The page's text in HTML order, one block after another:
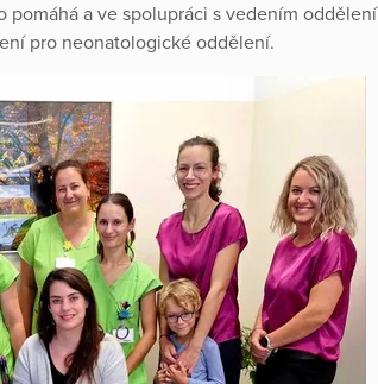
a ve spolupráci s vedením oddělení
pro neonatologické oddělení.